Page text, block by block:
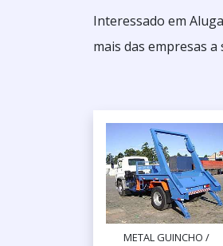
Interessado em
mais das empresas a
METAL GUINCHO /